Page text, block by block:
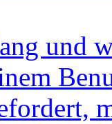
und